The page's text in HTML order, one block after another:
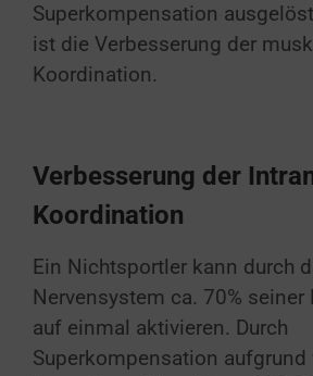
Superkompensation
ist die Verbesserung der
Koordination.
Verbesserung der
Koordination
Ein Nichtsportler kann durch
Nervensystem ca. 70%
auf einmal aktivieren. Durch
Superkompensation aufgrund